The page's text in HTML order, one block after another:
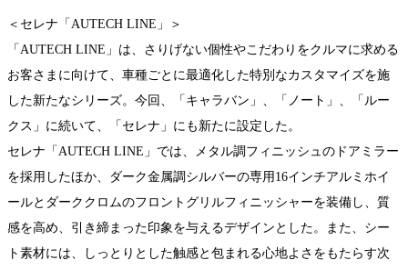
＜セレナ「AUTECH LINE」＞
「AUTECH LINE」は、さりげない個性やこだわりをクルマに求める
お客さまに向けて、車種ごとに最適化した特別なカスタマイズを施
した新たなシリーズ。今回、「キャラバン」、「ノート」、「ルー
クス」に続いて、「セレナ」にも新たに設定した。
セレナ「AUTECH LINE」では、メタル調フィニッシュのドアミラー
を採用したほか、ダーク金属調シルバーの専用16インチアルミホイ
ールとダーククロムのフロントグリルフィニッシャーを装備し、質
感を高め、引き締まった印象を与えるデザインとした。また、シー
ト素材には、しっとりとした触感と包まれる心地よさをもたらす次